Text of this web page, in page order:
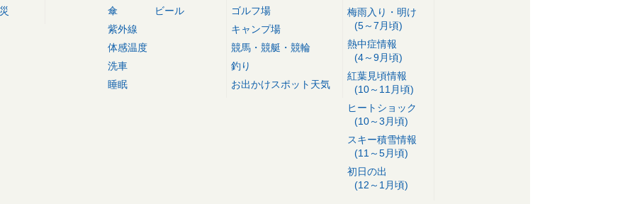
傘
紫外線
体感温度
洗車
睡眠
ビール
ゴルフ場
キャンプ場
競馬・競艇・競輪
釣り
お出かけスポット天気
梅雨入り・明け
(5～7月頃)
熱中症情報
(4～9月頃)
紅葉見頃情報
(10～11月頃)
ヒートショック
(10～3月頃)
スキー積雪情報
(11～5月頃)
初日の出
(12～1月頃)